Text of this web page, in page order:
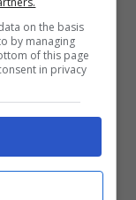
utili al
a
pullman,
facilità e
è diventata
on the basis
by managing
of this page
in privacy